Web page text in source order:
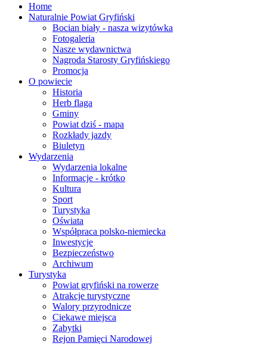
Home
Naturalnie Powiat Gryfiński
Bocian biały - nasza wizytówka
Fotogaleria
Nasze wydawnictwa
Nagroda Starosty Gryfińskiego
Promocja
O powiecie
Historia
Herb flaga
Gminy
Powiat dziś - mapa
Rozkłady jazdy
Biuletyn
Wydarzenia
Wydarzenia lokalne
Informacje - krótko
Kultura
Sport
Turystyka
Oświata
Współpraca polsko-niemiecka
Inwestycje
Bezpieczeństwo
Archiwum
Turystyka
Powiat gryfiński na rowerze
Atrakcje turystyczne
Walory przyrodnicze
Ciekawe miejsca
Zabytki
Rejon Pamięci Narodowej